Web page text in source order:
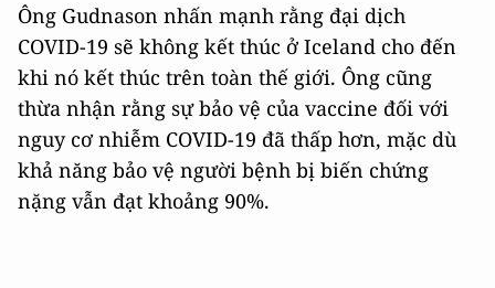
Ông Gudnason nhấn mạnh rằng đại dịch
COVID-19 sẽ không kết thúc ở Iceland cho đến
khi nó kết thúc trên toàn thế giới. Ông cũng
thừa nhận rằng sự bảo vệ của vaccine đối với
nguy cơ nhiễm COVID-19 đã thấp hơn, mặc dù
khả năng bảo vệ người bệnh bị biến chứng
nặng vẫn đạt khoảng 90%.